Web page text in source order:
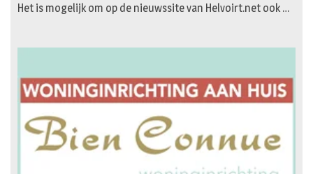
Het is mogelijk om op de nieuwssite van Helvoirt.net ook …